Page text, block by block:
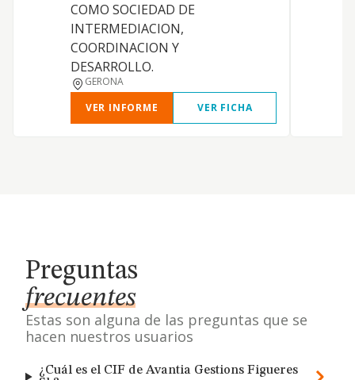
COMO SOCIEDAD DE
INTERMEDIACION,
COORDINACION Y
DESARROLLO.
GERONA
VER INFORME
VER FICHA
Preguntas
frecuentes
Estas son alguna de las preguntas que se
hacen nuestros usuarios
¿Cuál es el CIF de Avantia Gestions Figueres